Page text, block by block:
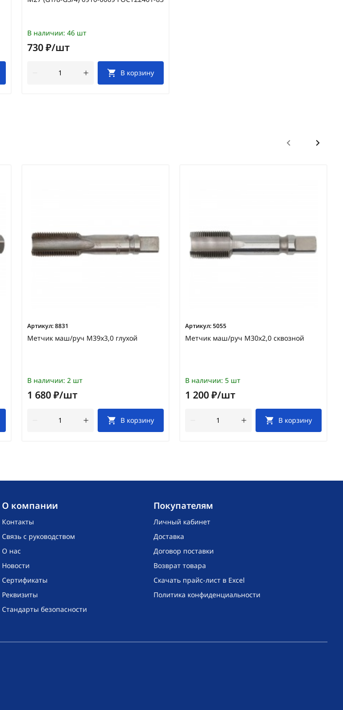
В наличии: 46 шт
730 ₽/шт
В корзину
Артикул:8831
Метчик маш/руч М39х3,0 глухой
В наличии: 2 шт
1 680 ₽/шт
В корзину
Артикул:5055
Метчик маш/руч М30х2,0 сквозной
В наличии: 5 шт
1 200 ₽/шт
В корзину
O компании
Контакты
Связь с руководством
О нас
Новости
Сертификаты
Реквизиты
Стандарты безопасности
Покупателям
Личный кабинет
Доставка
Договор поставки
Возврат товара
Скачать прайс-лист в Excel
Политика конфиденциальности